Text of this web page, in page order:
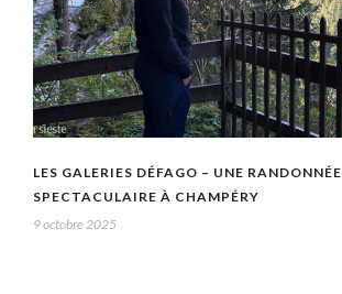
LES GALERIES DÉFAGO – UNE RANDONNÉE
SPECTACULAIRE À CHAMPÉRY
9 octobre 2025